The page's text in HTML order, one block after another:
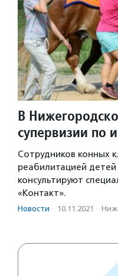
В
супервизии по
Сотрудников конных
реабилитацией
консультируют
«Контакт».
Новости · 10.11.2021 ·